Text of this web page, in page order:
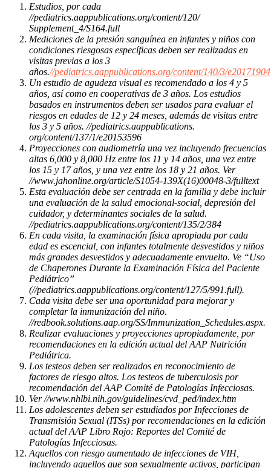
Estudios, por cada
//pediatrics.aappublications.org/content/120/
Supplement_4/S164.full
Mediciones de la presión sanguínea en infantes y niños con
condiciones riesgosas específicas deben ser realizadas en
visitas previas a los 3
años.//pediatrics.aappublications.org/content/140/3/e20171904
Un estudio de agudeza visual es recomendado a los 4 y 5
años, así como en cooperativas de 3 años. Los estudios
basados en instrumentos deben ser usados para evaluar el
riesgos en edades de 12 y 24 meses, además de visitas entre
los 3 y 5 años. //pediatrics.aappublications.
org/content/137/1/e20153596
Proyecciones con audiometría una vez incluyendo frecuencias
altas 6,000 y 8,000 Hz entre los 11 y 14 años, una vez entre
los 15 y 17 años, y una vez entre los 18 y 21 años. Ver
//www.jahonline.org/article/S1054-139X(16)00048-3/fulltext
Esta evaluación debe ser centrada en la familia y debe incluir
una evaluación de la salud emocional-social, depresión del
cuidador, y determinantes sociales de la salud.
//pediatrics.aappublications.org/content/135/2/384
En cada visita, la examinación física apropiada por cada
edad es escencial, con infantes totalmente desvestidos y niños
más grandes desvestidos y adecuadamente envuelto. Ve “Uso
de Chaperones Durante la Examinación Física del Paciente
Pediátrico”
(//pediatrics.aappublications.org/content/127/5/991.full).
Cada visita debe ser una oportunidad para mejorar y
completar la inmunización del niño.
//redbook.solutions.aap.org/SS/Immunization_Schedules.aspx.
Realizar evaluaciones y proyecciones apropiadamente, por
recomendaciones en la edición actual del AAP Nutrición
Pediátrica.
Los testeos deben ser realizados en reconocimiento de
factores de riesgo altos. Los testeos de tuberculosis por
recomendación del AAP Comité de Patologías Infecciosas.
Ver //www.nhlbi.nih.gov/guidelines/cvd_ped/index.htm
Los adolescentes deben ser estudiados por Infecciones de
Transmisión Sexual (ITSs) por recomendaciones en la edición
actual del AAP Libro Rojo: Reportes del Comité de
Patologías Infecciosas.
Aquellos con riesgo aumentado de infecciones de VIH,
incluyendo aquellos que son sexualmente activos, participan